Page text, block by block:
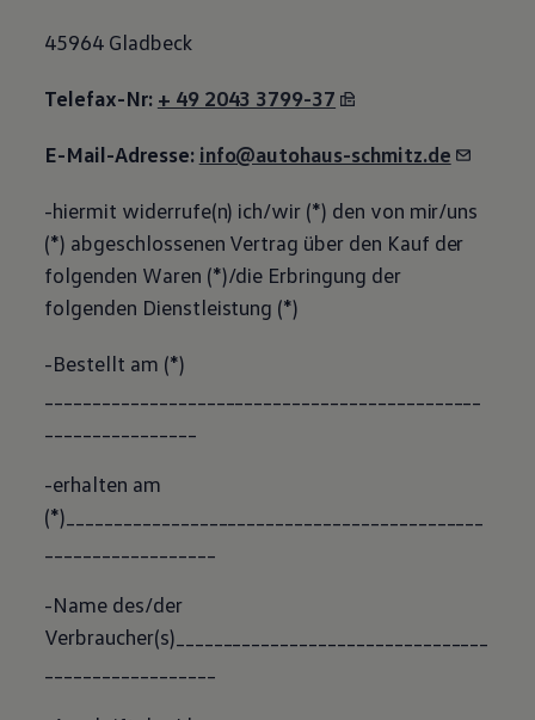
45964 Gladbeck
Telefax-Nr: + 49 2043 3799-37
E-Mail-Adresse: info@autohaus-schmitz.de
-hiermit widerrufe(n) ich/wir (*) den von mir/uns
(*) abgeschlossenen Vertrag über den Kauf der
folgenden Waren (*)/die Erbringung der
folgenden Dienstleistung (*)
-Bestellt am (*)
-erhalten am
(*)____________________________________________
-Name des/der
Verbraucher(s)_________________________________